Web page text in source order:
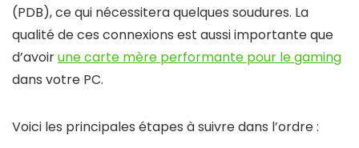
(PDB), ce qui nécessitera quelques soudures. La
qualité de ces connexions est aussi importante que
d’avoirune carte mère performante pour le gaming
dans votre PC.
Voici les principales étapes à suivre dans l’ordre :